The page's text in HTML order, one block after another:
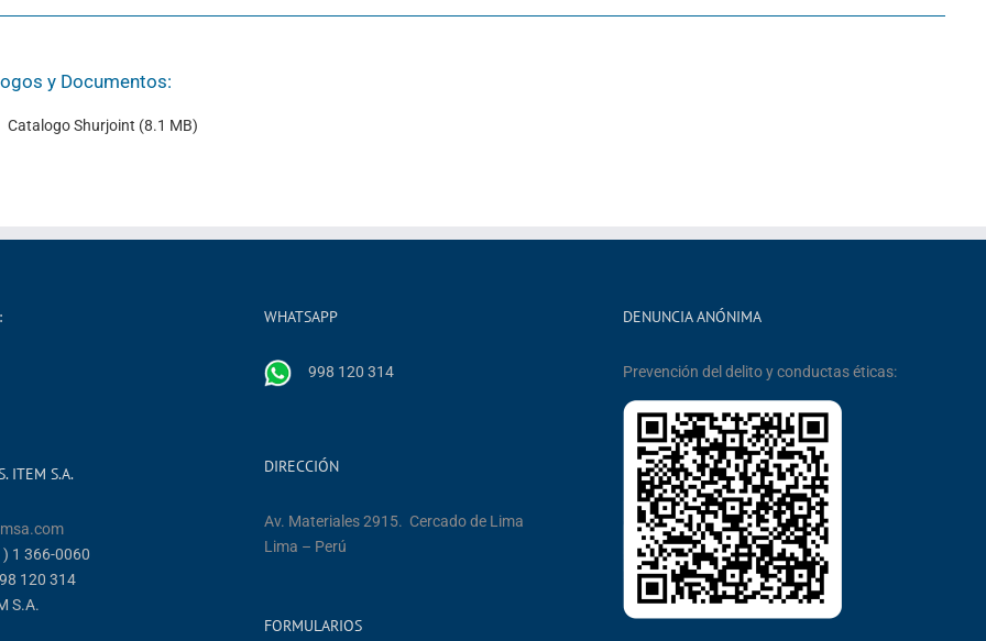
y Documentos:
Catalogo Shurjoint (8.1 MB)
ITEM S.A.
1 366-0060
120 314
S.A.
WHATSAPP
998 120 314
DIRECCIÓN
Av. Materiales 2915. Cercado de Lima
Lima – Perú
FORMULARIOS
DENUNCIA ANÓNIMA
Prevención del delito y conductas éticas: